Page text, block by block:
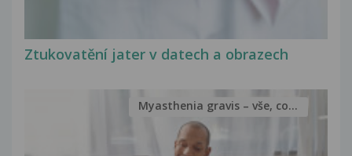
Ztukovatění jater v datech a obrazech
Myasthenia gravis – vše, co...